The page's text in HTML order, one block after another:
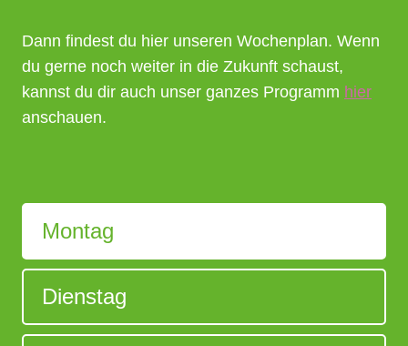
Dann findest du hier unseren Wochenplan. Wenn
du gerne noch weiter in die Zukunft schaust,
kannst du dir auch unser ganzes Programm hier
anschauen.
Montag
Dienstag